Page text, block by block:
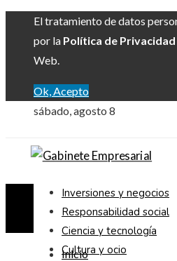
El tratamiento de datos
por la Política de Privacidad
Web.
Ok, Acepto
sábado, agosto 8
Inversiones y negocios
Responsabilidad social
Ciencia y tecnología
Cultura y ocio
Inicio